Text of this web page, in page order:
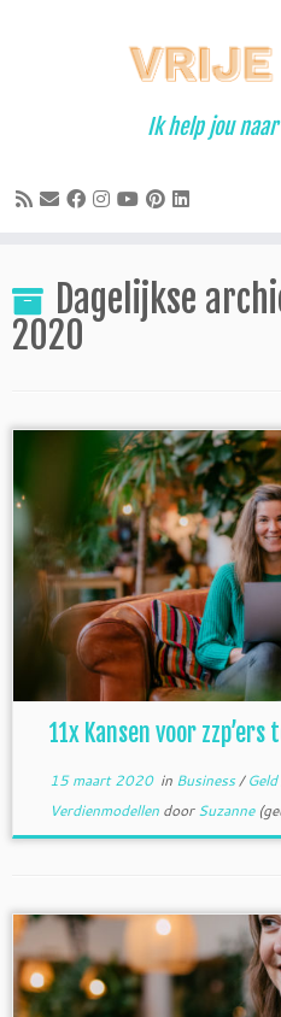
Ik help jou
Dagelijkse
2020
11x Kansen voor
15 maart 2020in Business/Geld
Verdienmodellen doorSuzanne